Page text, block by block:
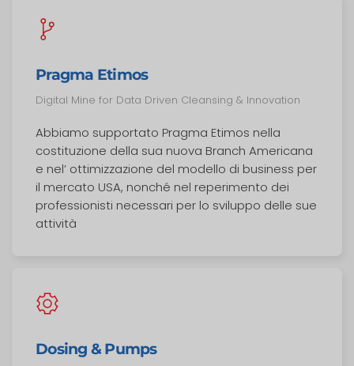
Pragma Etimos
Digital Mine for Data Driven Cleansing & Innovation
Abbiamo supportato Pragma Etimos nella
costituzione della sua nuova Branch Americana
e nel’ ottimizzazione del modello di business per
il mercato USA, nonché nel reperimento dei
professionisti necessari per lo sviluppo delle sue
attività
Dosing & Pumps